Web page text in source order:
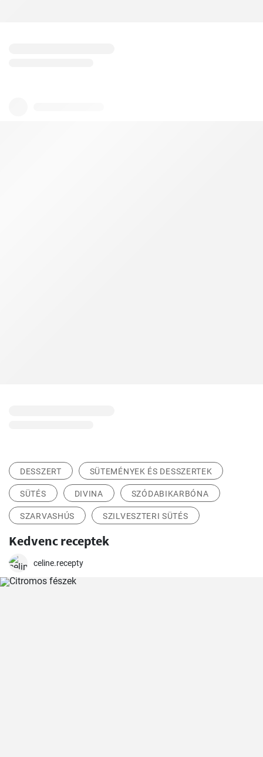
DESSZERT SÜTEMÉNYEK ÉS DESSZERTEK
SÜTÉS DIVINA SZÓDABIKARBÓNA
SZARVASHÚS SZILVESZTERI SÜTÉS
Kedvenc receptek
celine.recepty